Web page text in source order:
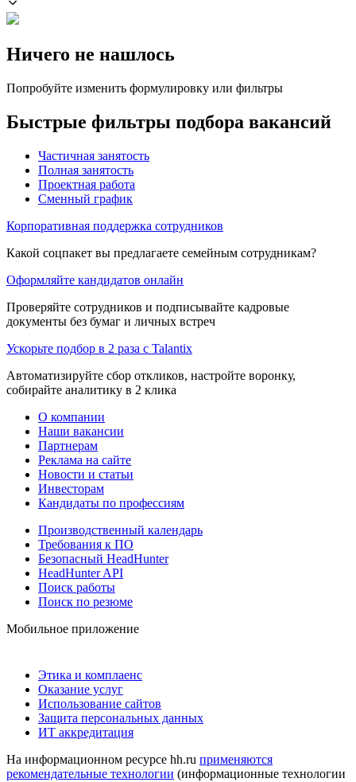
Ничего не нашлось
Попробуйте изменить формулировку или фильтры
Быстрые фильтры подбора вакансий
Частичная занятость
Полная занятость
Проектная работа
Сменный график
Корпоративная поддержка сотрудников
Какой соцпакет вы предлагаете семейным сотрудникам?
Оформляйте кандидатов онлайн
Проверяйте сотрудников и подписывайте кадровые
документы без бумаг и личных встреч
Ускорьте подбор в 2 раза с Talantix
Автоматизируйте сбор откликов, настройте воронку,
собирайте аналитику в 2 клика
О компании
Наши вакансии
Партнерам
Реклама на сайте
Новости и статьи
Инвесторам
Кандидаты по профессиям
Производственный календарь
Требования к ПО
Безопасный HeadHunter
HeadHunter API
Поиск работы
Поиск по резюме
Мобильное приложение
Этика и комплаенс
Оказание услуг
Использование сайтов
Защита персональных данных
ИТ аккредитация
На информационном ресурсе hh.ru применяются
рекомендательные технологии (информационные технологии